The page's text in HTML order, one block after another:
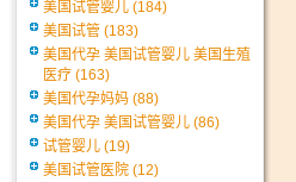
美国试管婴儿 (184)
美国试管 (183)
美国代孕 美国试管婴儿 美国生殖
医疗 (163)
美国代孕妈妈 (88)
美国代孕 美国试管婴儿 (86)
试管婴儿 (19)
美国试管医院 (12)